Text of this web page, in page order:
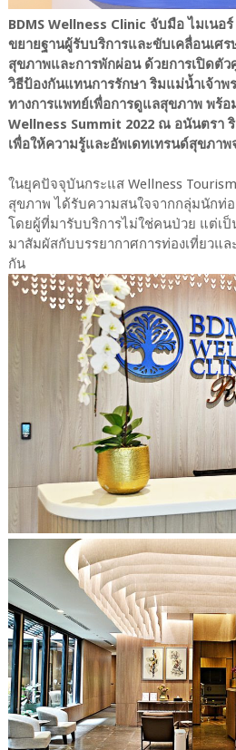
BDMS Wellness Clinic จับมือ ไมเนอ
ขยายฐานผู้รับบริการและขับเคลื่อนเศร
สุขภาพและการพักผ่อน ด้วยการเปิดตั
วิธีป้องกันแทนการรักษา ริมแม่น้ำเจ้าพ
ทางการแพทย์เพื่อการดูแลสุขภาพ พร้อ
Wellness Summit 2022 ณ อนันตรา ริ
เพื่อให้ความรู้และอัพเดทเทรนด์สุขภา
ในยุคปัจจุบันกระแส Wellness
สุขภาพ ได้รับความสนใจจากกลุ่มนักท่
โดยผู้ที่มารับบริการไม่ใช่คนป่วย แต่เป็
มาสัมผัสกับบรรยากาศการท่องเที่ยว
กัน